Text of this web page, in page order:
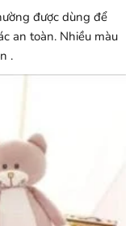
được dùng để
an toàn. Nhiều màu
.